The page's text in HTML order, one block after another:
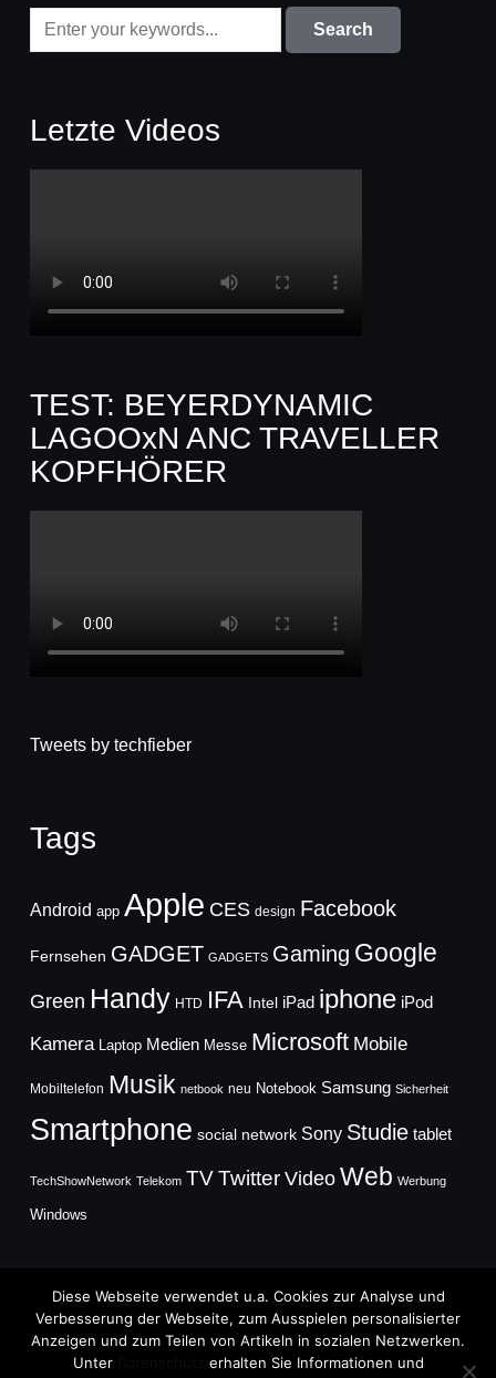
Letzte Videos
TEST: BEYERDYNAMIC
LAGOOxN ANC TRAVELLER
KOPFHÖRER
Tweets by techfieber
Tags
Android app Apple CES design Facebook
Fernsehen GADGET GADGETS Gaming Google
Green Handy HTD IFA Intel iPad iphone iPod
Kamera Laptop Medien Messe Microsoft Mobile
Mobiltelefon Musik netbook neu Notebook Samsung Sicherheit
Smartphone social network Sony Studie tablet
TechShowNetwork Telekom TVTwitter Video Web Werbung
Windows
Copyright © 2026
TechFieber Blog
Diese Webseite verwendet u.a. Cookies zur Analyse und
Verbesserung der Webseite, zum Ausspielen personalisierter
Anzeigen und zum Teilen von Artikeln in sozialen Netzwerken.
Unter
erhalten Sie Informationen und